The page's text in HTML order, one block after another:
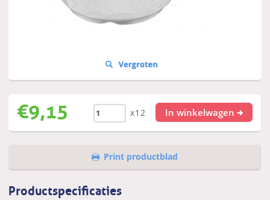
€9,15 x12 In winkelwagen
Print productblad
Productspecificaties